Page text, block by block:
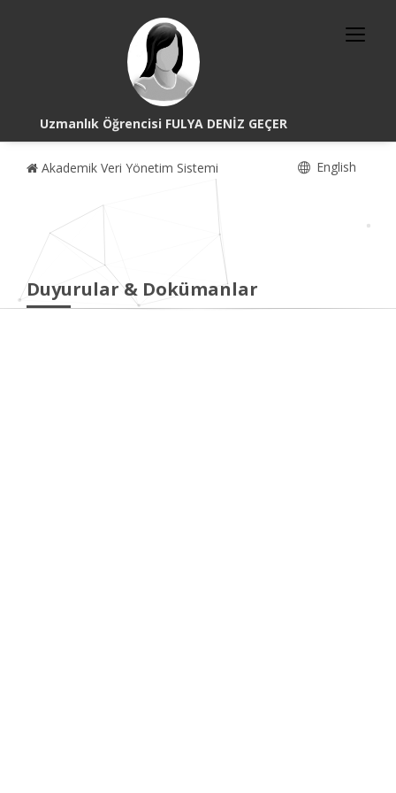
Uzmanlık Öğrencisi FULYA DENİZ GEÇER
Akademik Veri Yönetim Sistemi English
Duyurular & Dokümanlar